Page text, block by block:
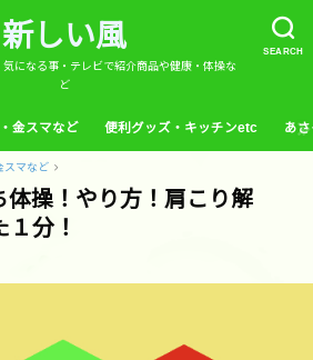
SEARCH
新しい風
になる事・テレビで紹介商品や健康・体操な
ど
金スマなど 便利グッズ・キッチンetc あ
スマなど
体操！やり方！肩こり解
分！